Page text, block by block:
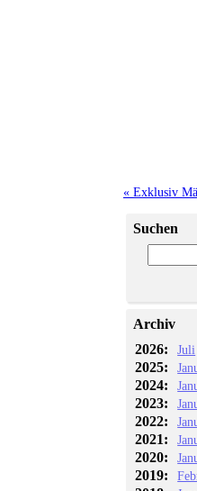
« Exklusiv
Suchen
Archiv
2026:
Juli
2025:
2024:
2023:
2022:
2021:
2020:
2019: